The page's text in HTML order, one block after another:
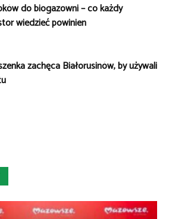
do biogazowni – co każdy
wiedzieć powinien
zachęca Białorusinów, by używali